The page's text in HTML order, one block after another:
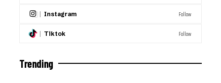
Instagram Follow
Tiktok Follow
Trending